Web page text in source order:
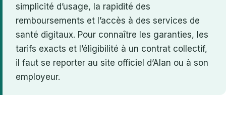
simplicité d’usage, la rapidité des
remboursements et l’accès à des services de
santé digitaux. Pour connaître les garanties, les
tarifs exacts et l’éligibilité à un contrat collectif,
il faut se reporter au site officiel d’Alan ou à son
employeur.